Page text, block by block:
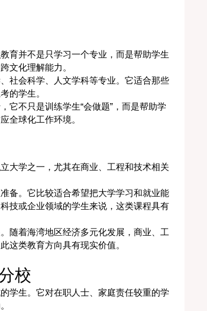
育并不是只学习一个专业，而是帮助学生
文化理解能力。
社会科学、人文学科等专业。它适合那些
的学生。
它不只是训练学生“会做题”，而是帮助学
全球化工作环境。
大学之一，尤其在商业、工程和技术相关
备。它比较适合希望把大学学习和就业能
技或企业领域的学生来说，这类课程具有
随着海湾地区经济多元化发展，商业、工
这类教育方向具有现实价值。
校
学生。它对在职人士、家庭责任较重的学